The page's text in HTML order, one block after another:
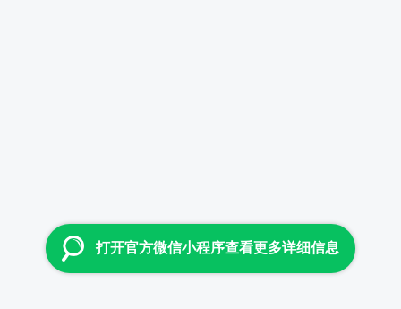
打开官方微信小程序查看更多详细信息